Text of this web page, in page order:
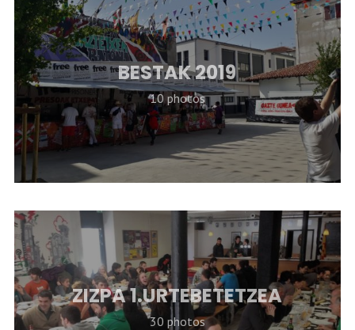
BESTAK 2019
10 photos
ZIZPA 1.URTEBETETZEA
30 photos